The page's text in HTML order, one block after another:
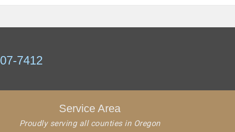
7412
Service Area
Proudly serving all counties in Oregon